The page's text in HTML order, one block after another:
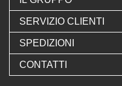
SERVIZIO CLIENTI
SPEDIZIONI
CONTATTI